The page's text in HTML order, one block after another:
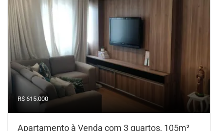
R$ 615.000
Apartamento à Venda com 3 quartos, 105m²